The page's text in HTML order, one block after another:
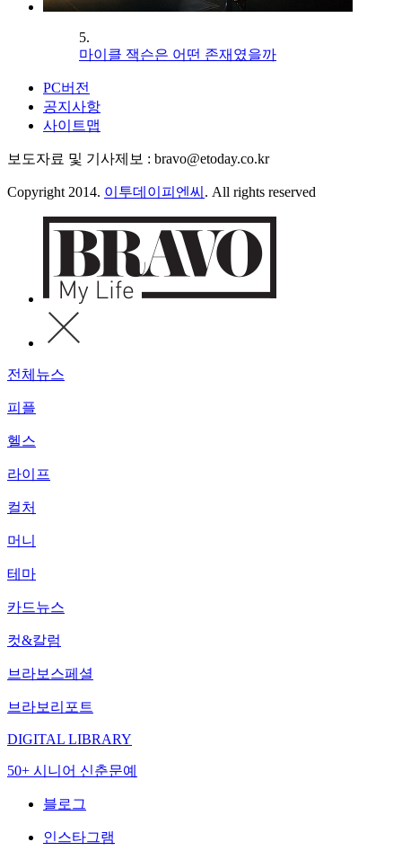
5.
마이클 잭슨은 어떤 존재였을까
PC버전
공지사항
사이트맵
보도자료 및 기사제보 : bravo@etoday.co.kr
Copyright 2014. 이투데이피엔씨 . All rights reserved
전체뉴스
피플
헬스
라이프
컬처
머니
테마
카드뉴스
컷&칼럼
브라보스페셜
브라보리포트
DIGITAL LIBRARY
50+ 시니어 신춘문예
블로그
인스타그램